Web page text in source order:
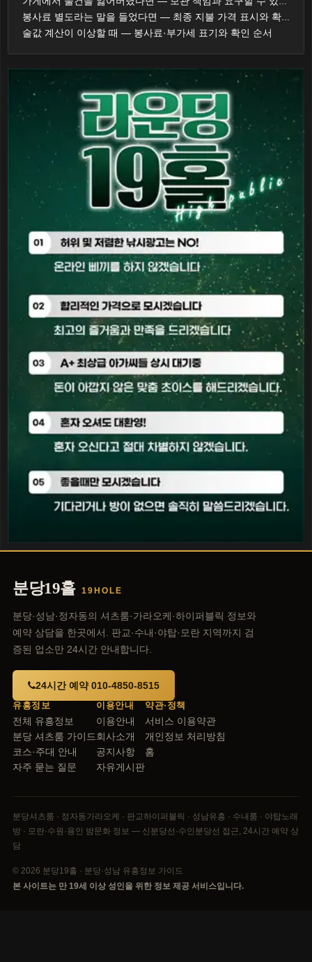
봉사료 별도라는 말을 들었다면 — 최종 지불 가격 표시와 확인 순서
술값 계산이 이상할 때 — 봉사료·부가세 표기와 확인 순서
분당19홀 19HOLE
분당·성남·정자동의 셔츠룸·가라오케·하이퍼블릭 정보와
예약 상담을 한곳에서. 판교·수내·야탑·모란 지역까지 검
증된 업소만 24시간 안내합니다.
24시간 예약 010-4850-8515
유흥정보
전체 유흥정보
분당 셔츠룸 가이드
코스·주대 안내
자주 묻는 질문
이용안내
이용안내
회사소개
공지사항
자유게시판
약관·정책
서비스 이용약관
개인정보 처리방침
홈
분당셔츠룸 · 정자동가라오케 · 판교하이퍼블릭 · 성남유흥 · 수내룸 · 야탑노래
방 · 모란·수원·용인 밤문화 정보 — 신분당선·수인분당선 접근, 24시간 예약 상
담
© 2026 분당19홀 · 분당·성남 유흥정보 가이드
본 사이트는 만 19세 이상 성인을 위한 정보 제공 서비스입니다.